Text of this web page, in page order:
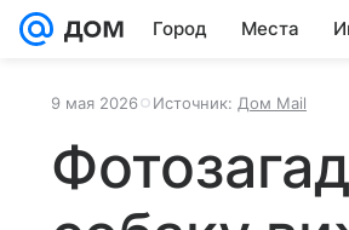
Город Места
9 мая 2026 Источник: Дом Mail